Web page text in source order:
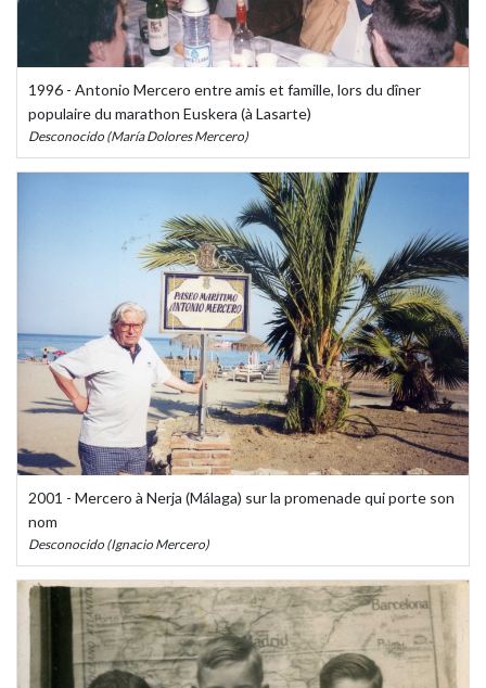
1996 - Antonio Mercero entre amis et famille, lors du dîner
populaire du marathon Euskera (à Lasarte)
Desconocido (María Dolores Mercero)
2001 - Mercero à Nerja (Málaga) sur la promenade qui porte son
nom
Desconocido (Ignacio Mercero)